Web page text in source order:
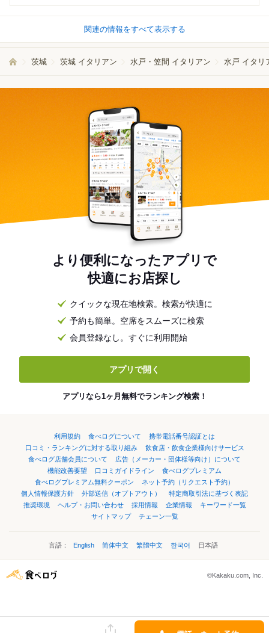
関連の情報をすべて表示する
茨城 茨城 イタリアン 水戸・笠間 イタリアン 水戸 イタリ
より便利になったアプリで
快適にお店探し
クイックな現在地検索。検索が快適に
予約も簡単。空席をスムーズに検索
会員登録なし。すぐに利用開始
アプリで開く
アプリなら1ヶ月無料でランキング検索！
利用規約 食べログについて
携帯電話番号認証とは
口コミ・ランキングに対する取り組み
飲食店・飲食企業様向けサービス
食べログ店舗会員について
広告（メーカー・団体様等向け）について
機能改善要望
口コミガイドライン
食べログプレミアム
食べログプレミアム無料クーポン
ネット予約（リクエスト予約）
個人情報保護方針
外部送信（オプトアウト）
特定商取引法に基づく表記
推奨環境
ヘルプ・お問い合わせ 採用情報 企業情報
キーワード一覧
サイトマップ
チェーン一覧
言語： English 简体中文 繁體中文 한국어 日本語
©Kakaku.com, Inc.